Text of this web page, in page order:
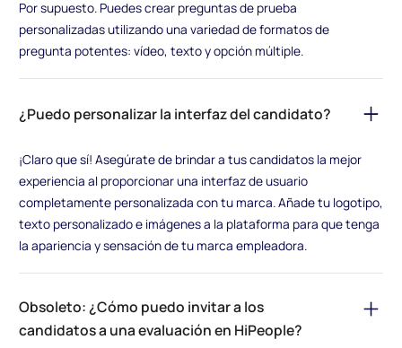
Por supuesto. Puedes crear preguntas de prueba
personalizadas utilizando una variedad de formatos de
pregunta potentes: vídeo, texto y opción múltiple.
¿Puedo personalizar la interfaz del candidato?
¡Claro que sí! Asegúrate de brindar a tus candidatos la mejor
experiencia al proporcionar una interfaz de usuario
completamente personalizada con tu marca. Añade tu logotipo,
texto personalizado e imágenes a la plataforma para que tenga
la apariencia y sensación de tu marca empleadora.
Obsoleto: ¿Cómo puedo invitar a los
candidatos a una evaluación en HiPeople?